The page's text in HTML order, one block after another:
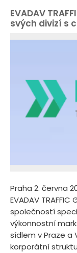
EVADAV
svých divizí s
Praha 2. června
EVADAV
společností
výkonnostní
sídlem v Praze a
korporátní